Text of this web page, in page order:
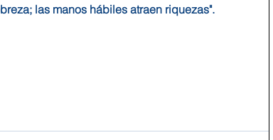
las manos hábiles atraen riquezas".